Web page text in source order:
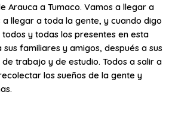
Arauca a Tumaco. Vamos a llegar a
a llegar a toda la gente, y cuando digo
y todas los presentes en esta
sus familiares y amigos, después a sus
trabajo y de estudio. Todos a salir a
los sueños de la gente y